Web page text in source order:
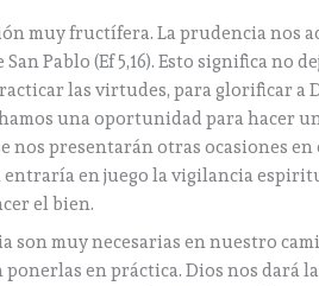
muy fructífera. La prudencia nos
Pablo (Ef 5,16). Esto significa no
las virtudes, para glorificar a
una oportunidad para hacer
nos presentarán otras ocasiones
entraría en juego la vigilancia
el bien.
muy necesarias en nuestro
en práctica. Dios nos dará